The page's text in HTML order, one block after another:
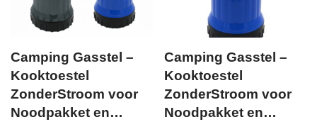
Camping Gasstel –
Kooktoestel
ZonderStroom voor
Noodpakket en
Camping Gasstel –
Kooktoestel
ZonderStroom voor
Noodpakket en